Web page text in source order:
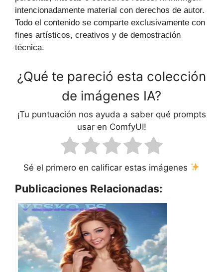
intencionadamente material con derechos de autor.
Todo el contenido se comparte exclusivamente con
fines artísticos, creativos y de demostración
técnica.
¿Qué te pareció esta colección
de imágenes IA?
¡Tu puntuación nos ayuda a saber qué prompts
usar en ComfyUI!
Sé el primero en calificar estas imágenes
Publicaciones Relacionadas: